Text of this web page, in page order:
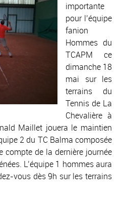
importante
pour l’équipe
fanion
Hommes du
TCAPM ce
dimanche 18
mai sur les
terrains du
Tennis de La
Chevalière à
Maillet jouera le maintien
2 du TC Balma composée
de la dernière journée
L’équipe 1 hommes aura
vous dès 9h sur les terrains